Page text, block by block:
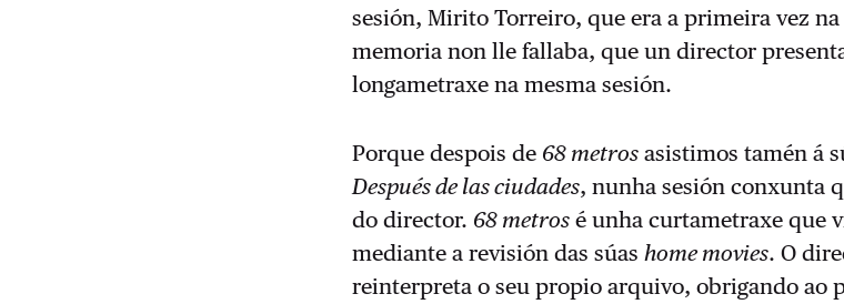
sesión, Mirito Torreiro, que era a primeira vez
memoria non lle fallaba, que un director
longametraxe na mesma sesión.
Porque despois de 68 metros asistimos tamén á
Después de las ciudades, nunha sesión conxunta
do director. 68 metros é unha curtametraxe que
mediante a revisión das súas home movies. O
reinterpreta o seu propio arquivo, obrigando ao